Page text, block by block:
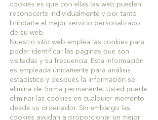
cookies es que con ellas las web pueden
reconocerte individualmente y por tanto
brindarte el mejor servicio personalizado
de su web.
Nuestro sitio web emplea las cookies para
poder identificar las páginas que son
visitadas y su frecuencia. Esta información
es empleada únicamente para análisis
estadístico y después la información se
elimina de forma permanente. Usted puede
eliminar las cookies en cualquier momento
desde su ordenador. Sin embargo las
cookies ayudan a proporcionar un mejor